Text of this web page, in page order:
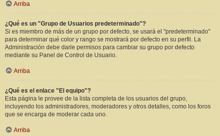
Arriba
¿Qué es un "Grupo de Usuarios predeterminado"?
Si es miembro de más de un grupo por defecto, se usará el "predeterminado"
para determinar qué color y rango se mostrará por defecto en su perfil. La
Administración debe darle permisos para cambiar su grupo por defecto
mediante su Panel de Control de Usuario.
Arriba
¿Qué es el enlace "El equipo"?
Esta página le provee de la lista completa de los usuarios del grupo,
incluyendo los administradores, moderadores y otros detalles, como los foros
que se encarga de moderar cada uno.
Arriba